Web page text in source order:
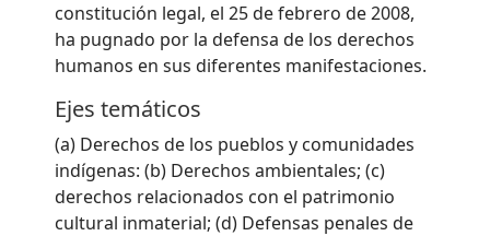
constitución legal, el 25 de febrero de 2008,
ha pugnado por la defensa de los derechos
humanos en sus diferentes manifestaciones.
Ejes temáticos
(a) Derechos de los pueblos y comunidades
indígenas: (b) Derechos ambientales; (c)
derechos relacionados con el patrimonio
cultural inmaterial; (d) Defensas penales de